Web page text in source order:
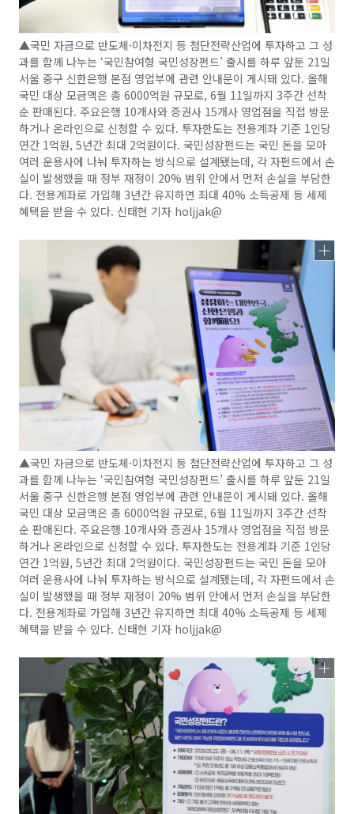
▲국민 자금으로 반도체·이차전지 등 첨단전략산업에 투자하고 그 성
과를 함께 나누는 ‘국민참여형 국민성장펀드’ 출시를 하루 앞둔 21일
서울 중구 신한은행 본점 영업부에 관련 안내문이 게시돼 있다. 올해
국민 대상 모금액은 총 6000억원 규모로, 6월 11일까지 3주간 선착
순 판매된다. 주요은행 10개사와 증권사 15개사 영업점을 직접 방문
하거나 온라인으로 신청할 수 있다. 투자한도는 전용계좌 기준 1인당
연간 1억원, 5년간 최대 2억원이다. 국민성장펀드는 국민 돈을 모아
여러 운용사에 나눠 투자하는 방식으로 설계됐는데, 각 자펀드에서 손
실이 발생했을 때 정부 재정이 20% 범위 안에서 먼저 손실을 부담한
다. 전용계좌로 가입해 3년간 유지하면 최대 40% 소득공제 등 세제
혜택을 받을 수 있다. 신태현 기자 holjjak@
▲국민 자금으로 반도체·이차전지 등 첨단전략산업에 투자하고 그 성
과를 함께 나누는 ‘국민참여형 국민성장펀드’ 출시를 하루 앞둔 21일
서울 중구 신한은행 본점 영업부에 관련 안내문이 게시돼 있다. 올해
국민 대상 모금액은 총 6000억원 규모로, 6월 11일까지 3주간 선착
순 판매된다. 주요은행 10개사와 증권사 15개사 영업점을 직접 방문
하거나 온라인으로 신청할 수 있다. 투자한도는 전용계좌 기준 1인당
연간 1억원, 5년간 최대 2억원이다. 국민성장펀드는 국민 돈을 모아
여러 운용사에 나눠 투자하는 방식으로 설계됐는데, 각 자펀드에서 손
실이 발생했을 때 정부 재정이 20% 범위 안에서 먼저 손실을 부담한
다. 전용계좌로 가입해 3년간 유지하면 최대 40% 소득공제 등 세제
혜택을 받을 수 있다. 신태현 기자 holjjak@